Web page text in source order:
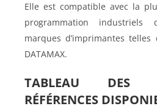
Elle est compatible avec la
programmation industriels
marques d’imprimantes telles
DATAMAX.
TABLEAU DES
RÉFÉRENCES